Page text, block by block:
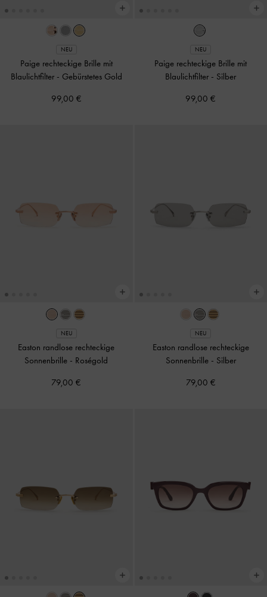
NEU
Paige rechteckige Brille mit
Blaulichtfilter - Gebürstetes Gold
99,00 €
NEU
Paige rechteckige Brille mit
Blaulichtfilter - Silber
99,00 €
NEU
Easton randlose rechteckige
Sonnenbrille - Roségold
79,00 €
NEU
Easton randlose rechteckige
Sonnenbrille - Silber
79,00 €